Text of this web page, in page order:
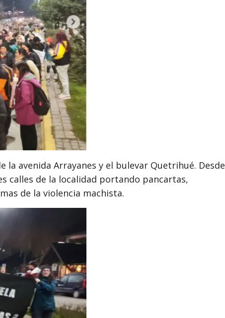
la avenida Arrayanes y el bulevar Quetrihué. Desde
calles de la localidad portando pancartas,
de la violencia machista.